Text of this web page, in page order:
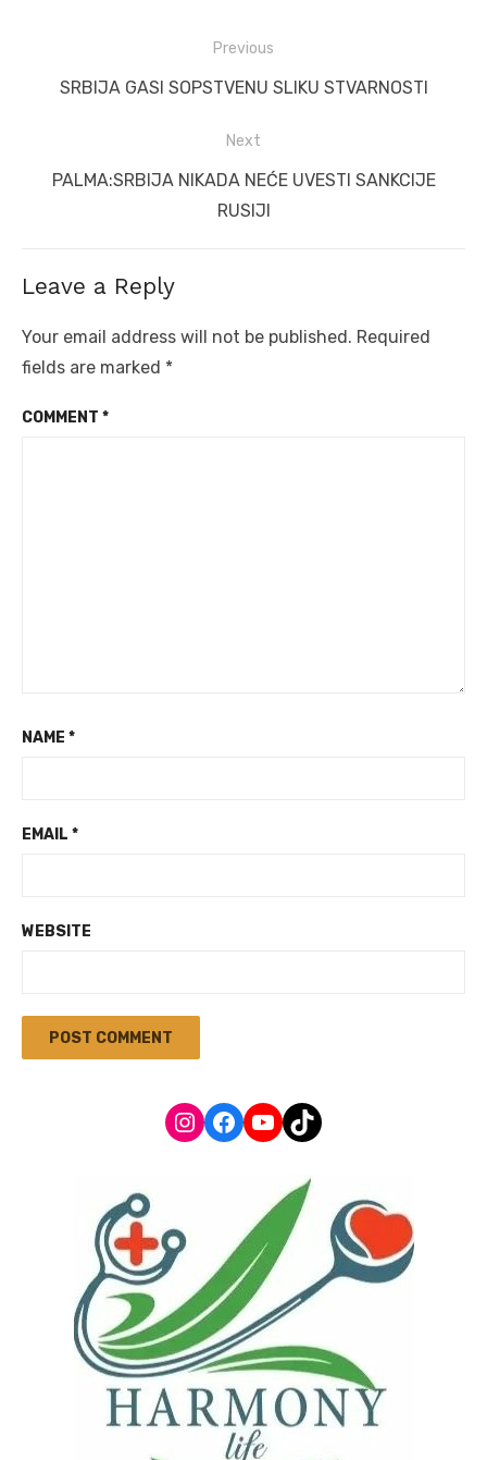
navigation
Previous
Previous
SRBIJA GASI SOPSTVENU SLIKU STVARNOSTI
Next
Next
PALMA:SRBIJA NIKADA NEĆE UVESTI SANKCIJE
RUSIJI
Leave a Reply
Your email address will not be published. Required
fields are marked *
COMMENT *
NAME *
EMAIL *
WEBSITE
Instagram
Facebook
YouTube
TikTok